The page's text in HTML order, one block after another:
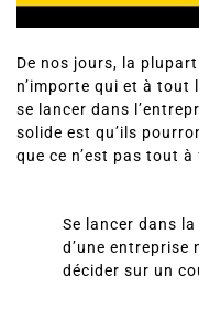
De nos jours, la
n’importe qui et à tout
se lancer dans
solide est qu’ils
que ce n’est pas tout
Se lancer dans
d’une entreprise
décider sur un